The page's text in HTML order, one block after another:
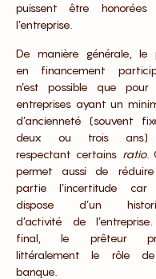
puissent être honorées
l’entreprise.
De manière générale, le
en financement
n’est possible que pour
entreprises ayant un
d’ancienneté (souvent
deux ou trois
respectant certains ratio.
permet aussi de
partie l’incertitude car
dispose d’un
d’activité de
final, le prêteur
littéralement le rôle
banque.